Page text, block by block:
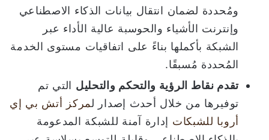
ومُحددة لضمان انتقال بيانات الذكاء الاصطناعي
وإنترنت الأشياء والحوسبة عالية الأداء عبر
الشبكة بأكملها بناءً على اتفاقيات مستوى الخدمة
المُحددة مُسبقًا.
تقدم نقاط الرؤية والتحكم والتحليل التي تم
توفيرها من خلال أحدث إصدار لمركز أتش بي إي
أروبا للشبكات إدارة آمنة للشبكة المدعومة